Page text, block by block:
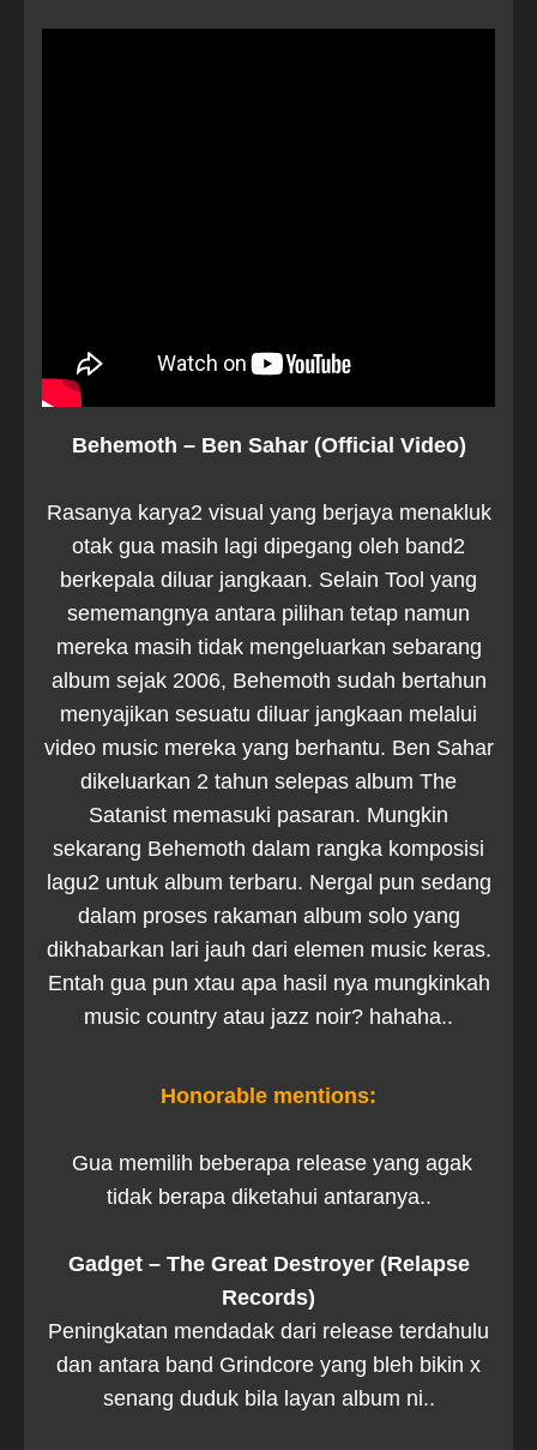
Behemoth – Ben Sahar (Official Video)
Rasanya karya2 visual yang berjaya menakluk
otak gua masih lagi dipegang oleh band2
berkepala diluar jangkaan. Selain Tool yang
sememangnya antara pilihan tetap namun
mereka masih tidak mengeluarkan sebarang
album sejak 2006, Behemoth sudah bertahun
menyajikan sesuatu diluar jangkaan melalui
video music mereka yang berhantu. Ben Sahar
dikeluarkan 2 tahun selepas album The
Satanist memasuki pasaran. Mungkin
sekarang Behemoth dalam rangka komposisi
lagu2 untuk album terbaru. Nergal pun sedang
dalam proses rakaman album solo yang
dikhabarkan lari jauh dari elemen music keras.
Entah gua pun xtau apa hasil nya mungkinkah
music country atau jazz noir? hahaha..
Honorable mentions:
Gua memilih beberapa release yang agak
tidak berapa diketahui antaranya..
Gadget – The Great Destroyer (Relapse
Records)
Peningkatan mendadak dari release terdahulu
dan antara band Grindcore yang bleh bikin x
senang duduk bila layan album ni..